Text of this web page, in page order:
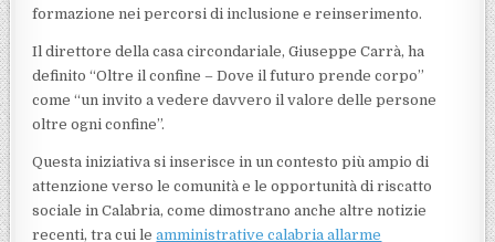
formazione nei percorsi di inclusione e reinserimento.
Il direttore della casa circondariale, Giuseppe Carrà, ha
definito “Oltre il confine – Dove il futuro prende corpo”
come “un invito a vedere davvero il valore delle persone
oltre ogni confine”.
Questa iniziativa si inserisce in un contesto più ampio di
attenzione verso le comunità e le opportunità di riscatto
sociale in Calabria, come dimostrano anche altre notizie
recenti, tra cui leamministrative calabria allarme